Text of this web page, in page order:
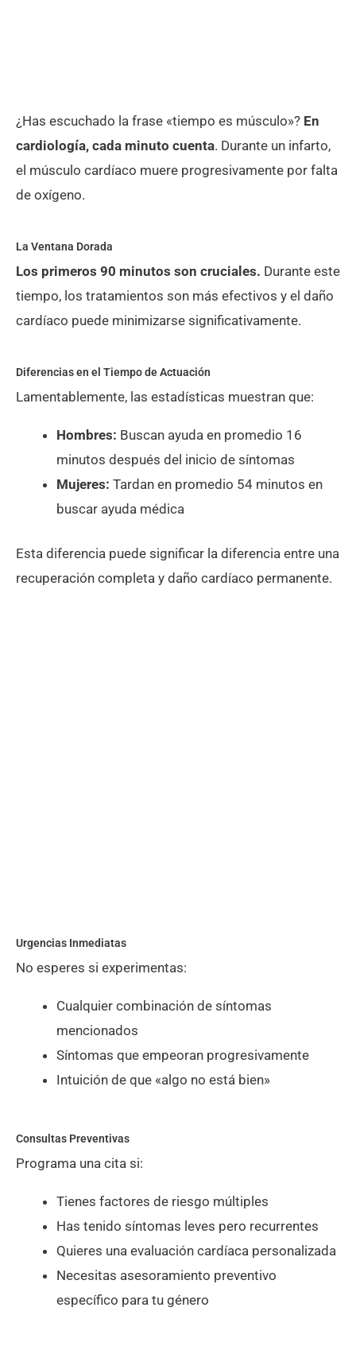
¿Has escuchado la frase «tiempo es músculo»? En
cardiología, cada minuto cuenta. Durante un infarto,
el músculo cardíaco muere progresivamente por falta
de oxígeno.
La Ventana Dorada
Los primeros 90 minutos son cruciales. Durante este
tiempo, los tratamientos son más efectivos y el daño
cardíaco puede minimizarse significativamente.
Diferencias en el Tiempo de Actuación
Lamentablemente, las estadísticas muestran que:
Hombres: Buscan ayuda en promedio 16
minutos después del inicio de síntomas
Mujeres: Tardan en promedio 54 minutos en
buscar ayuda médica
Esta diferencia puede significar la diferencia entre una
recuperación completa y daño cardíaco permanente.
Urgencias Inmediatas
No esperes si experimentas:
Cualquier combinación de síntomas
mencionados
Síntomas que empeoran progresivamente
Intuición de que «algo no está bien»
Consultas Preventivas
Programa una cita si:
Tienes factores de riesgo múltiples
Has tenido síntomas leves pero recurrentes
Quieres una evaluación cardíaca personalizada
Necesitas asesoramiento preventivo
específico para tu género